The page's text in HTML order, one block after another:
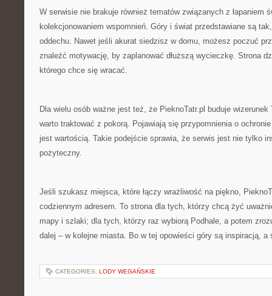
W serwisie nie brakuje również tematów związanych z łapaniem
kolekcjonowaniem wspomnień. Góry i świat przedstawiane są
oddechu. Nawet jeśli akurat siedzisz w domu, możesz poczuć
znaleźć motywację, by zaplanować dłuższą wycieczkę. Strona
którego chce się wracać.
Dla wielu osób ważne jest też, że PieknoTatr.pl buduje
warto traktować z pokorą. Pojawiają się przypomnienia o
jest wartością. Takie podejście sprawia, że serwis jest nie tylko
pożyteczny.
Jeśli szukasz miejsca, które łączy wrażliwość na piękno,
codziennym adresem. To strona dla tych, którzy chcą żyć
mapy i szlaki; dla tych, którzy raz wybiorą Podhale, a potem
dalej – w kolejne miasta. Bo w tej opowieści góry są inspiracją, a
CATEGORIES: LODY WEGAŃSKIE